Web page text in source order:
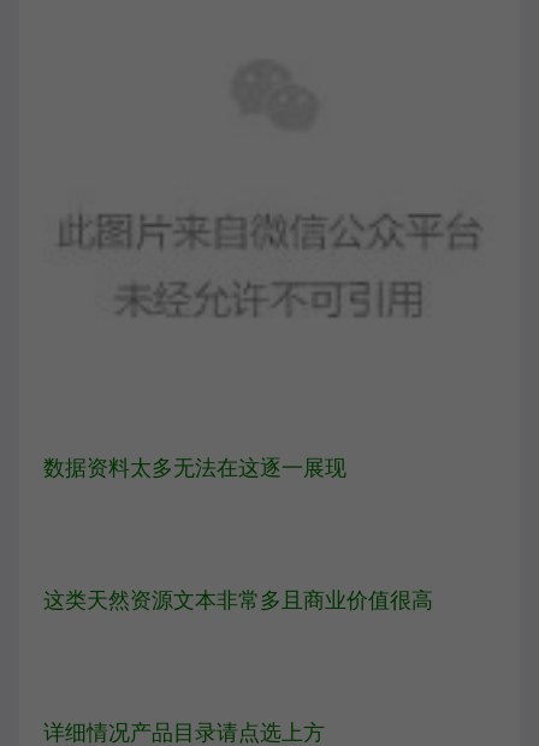
数据资料太多无法在这逐一展现
这类天然资源文本非常多且商业价值很高
详细情况产品目录请点选上方